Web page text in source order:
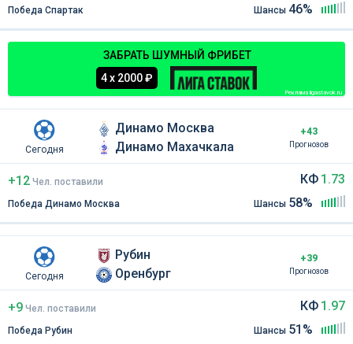
Победа Спартак
Шансы 46%
ЗАБРАТЬ ШУМНЫЙ ФРИБЕТ
4 х 2000 ₽
Реклама ligastavok.ru
Сегодня
Динамо Москва
Динамо Махачкала
+43
Прогнозов
+12 Чел. поставили
Победа Динамо Москва
КФ 1.73
Шансы 58%
Сегодня
Рубин
Оренбург
+39
Прогнозов
+9 Чел. поставили
Победа Рубин
КФ 1.97
Шансы 51%